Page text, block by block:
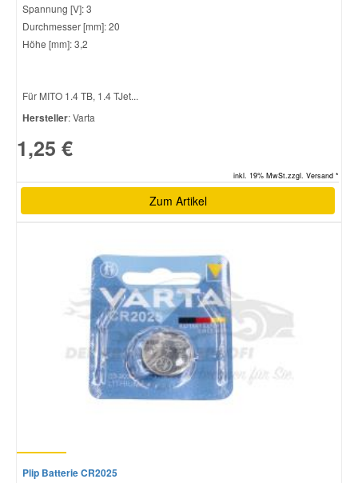
Spannung [V]: 3
Durchmesser [mm]: 20
Höhe [mm]: 3,2
Für MITO 1.4 TB, 1.4 TJet...
Hersteller: Varta
1,25 €
inkl. 19% MwSt.zzgl. Versand *
Zum Artikel
Plip Batterie CR2025